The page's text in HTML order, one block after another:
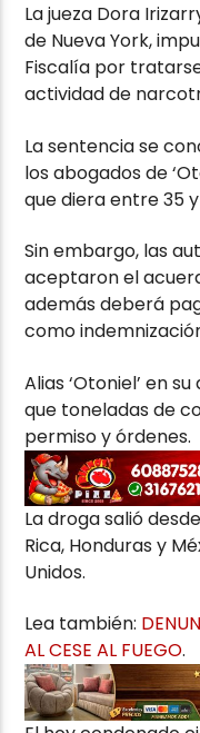
La jueza Dora
de Nueva York,
Fiscalía por
actividad de
La sentencia se
los abogados de
que diera entre 35
Sin embargo, las
aceptaron el
además deberá
como
Alias ‘Otoniel’ en
que toneladas de
permiso y órdenes.
La droga salió
Rica, Honduras y
Unidos.
Lea también:
AL CESE AL FUEGO.